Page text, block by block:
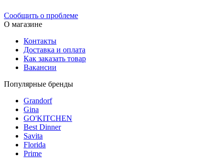
Сообщить о проблеме
О магазине
Контакты
Доставка и оплата
Как заказать товар
Вакансии
Популярные бренды
Grandorf
Gina
GO'KITCHEN
Best Dinner
Savita
Florida
Prime